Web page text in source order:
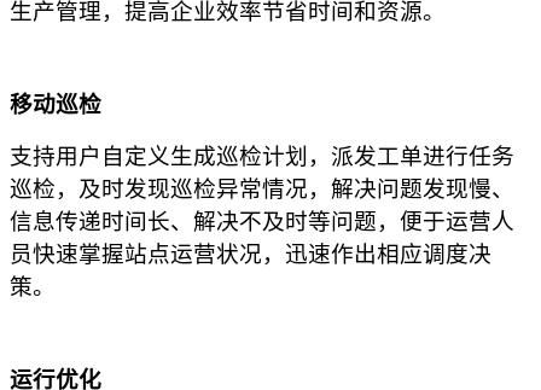
生产管理，提高企业效率节省时间和资源。
移动巡检
支持用户自定义生成巡检计划，派发工单进行任务
巡检，及时发现巡检异常情况，解决问题发现慢、
信息传递时间长、解决不及时等问题，便于运营人
员快速掌握站点运营状况，迅速作出相应调度决
策。
运行优化